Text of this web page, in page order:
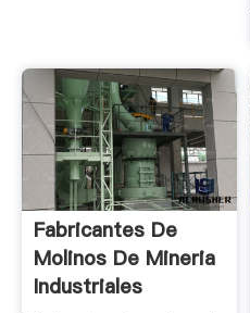
Fabricantes De
Molinos De Mineria
Industriales